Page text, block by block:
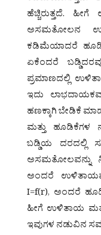
ಹೆಚ್ಚಿರುತ್ತದೆ.
ಅಸಮತೋಲನ
ಕಡಿಮೆಯಾದರೆ
ಏಕೆಂದರೆ
ಪ್ರಮಾಣದಲ್ಲಿ
ಇದು
ಹಣಕ್ಕಾಗಿ ಬೇಡಿಕೆ
ಮತ್ತು ಹೂಡಿಕೆಗಳ
ಬಡ್ಡಿಯ ದರದಲ್ಲಿ
ಅಸಮತೋಲವನ್ನು
ಅಂದರೆ
I=f(r), ಅಂದರೆ
ಹೀಗೆ ಉಳಿತಾಯ
ಇವುಗಳ ನಡುವಿನ